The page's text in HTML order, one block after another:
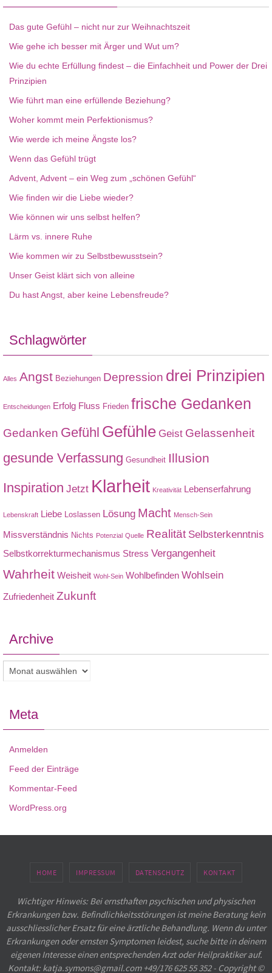
Das gute Gefühl – nicht nur zur Weihnachtszeit
Wie gehe ich besser mit Ärger und Wut um?
Wie du echte Erfüllung findest – die Einfachheit und Power der Drei
Prinzipien
Wie führt man eine erfüllende Beziehung?
Woher kommt mein Perfektionismus?
Wie werde ich meine Ängste los?
Wenn das Gefühl trügt
Advent, Advent – ein Weg zum „schönen Gefühl“
Wie finden wir die Liebe wieder?
Wie können wir uns selbst helfen?
Lärm vs. innere Ruhe
Wie kommen wir zu Selbstbewusstsein?
Unser Geist klärt sich von alleine
Du hast Angst, aber keine Lebensfreude?
Schlagwörter
Alles Angst Beziehungen Depression drei Prinzipien
Entscheidungen Erfolg Fluss Frieden frische Gedanken
Gedanken Gefühl Gefühle Geist Gelassenheit
gesunde Verfassung Gesundheit Illusion
Inspiration Jetzt Klarheit Kreativität Lebenserfahrung
Lebenskraft Liebe Loslassen Lösung Macht Mensch-Sein
Missverständnis Nichts Potenzial Quelle Realität Selbsterkenntnis
Selbstkorrekturmechanismus Stress Vergangenheit
Wahrheit Weisheit Wohl-Sein Wohlbefinden Wohlsein
Zufriedenheit Zukunft
Archive
Archive
Meta
Anmelden
Feed der Einträge
Kommentar-Feed
WordPress.org
HOME IMPRESSUM DATENSCHUTZ KONTAKT
Wichtiger Hinweis: Bei ernsthaften psychischen und physischen
Erkrankungen bzw. Befindlichkeitsstörungen ist meine Beratung kein
ausschliesslicher Ersatz für eine ärztliche Behandlung. Wenn du unter
Erkrankungen oder ernsten Symptomen leidest, suche bitte in deinem
eigenen Interesse einen entsprechenden Arzt oder Heilpraktiker auf.
Kontakt: katja.symons@gmail.com +49/176 625 55 352 - Copyright ©